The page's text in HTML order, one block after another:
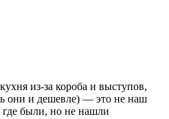
из-за короба и выступов,
они и дешевле) — это не наш
были, но не нашли